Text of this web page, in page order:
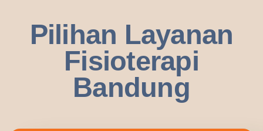
Pilihan Layanan
Fisioterapi
Bandung